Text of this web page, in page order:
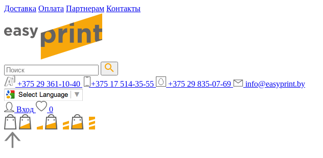
Доставка Оплата Партнерам Контакты
+375 29 361-10-40 +375 17 514-35-55 +375 29 835-07-69 info@easyprint.by
Вход 0